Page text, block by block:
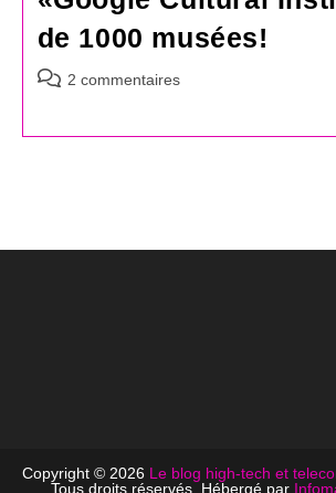
de 1000 musées!
Commentaires
2 commentaires
Copyright © 2026 Le blog high-tech et
Tous droits réservés. Hébergé par